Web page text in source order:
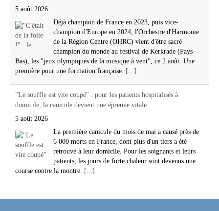
5 août 2026
Déjà champion de France en 2023, puis vice-
champion d'Europe en 2024, l'Orchestre d'Harmonie
de la Région Centre (OHRC) vient d'être sacré
champion du monde au festival de Kerkrade (Pays-
Bas), les "jeux olympiques de la musique à vent", ce 2 août. Une
première pour une formation française. [...]
"Le souffle est vite coupé" : pour les patients hospitalisés à
domicile, la canicule devient une épreuve vitale
5 août 2026
La première canicule du mois de mai a causé près de
6 000 morts en France, dont plus d'un tiers a été
retrouvé à leur domicile. Pour les soignants et leurs
patients, les jours de forte chaleur sont devenus une
course contre la montre. [...]